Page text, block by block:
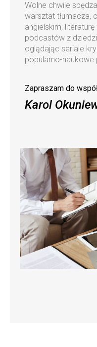
Wolne chwile
warsztat tłumacza,
angielskim,
podcastów z
oglądając seriale
popularno-naukowe
Zapraszam do
Karol